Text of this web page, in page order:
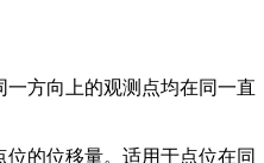
方向上的观测点均在同一直
的位移量。适用于点位在同